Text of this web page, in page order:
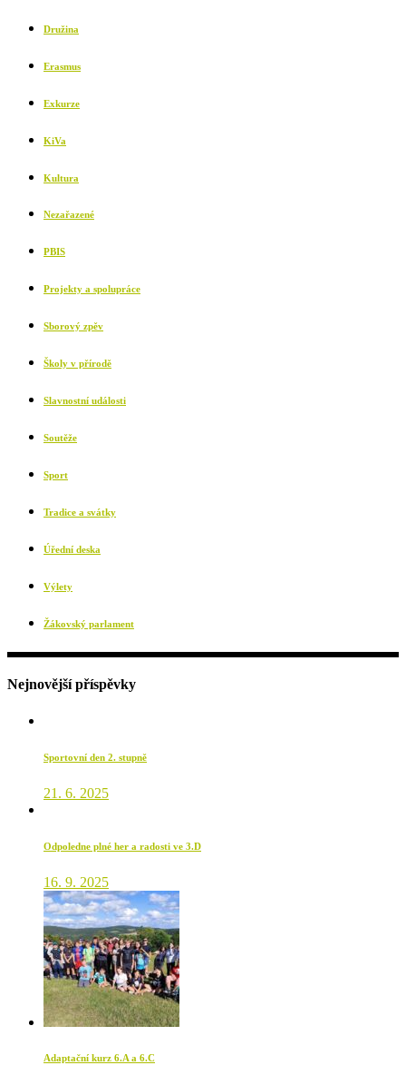
Družina
Erasmus
Exkurze
KiVa
Kultura
Nezařazené
PBIS
Projekty a spolupráce
Sborový zpěv
Školy v přírodě
Slavnostní události
Soutěže
Sport
Tradice a svátky
Úřední deska
Výlety
Žákovský parlament
Nejnovější příspěvky
Sportovní den 2. stupně
21. 6. 2025
Odpoledne plné her a radosti ve 3.D
16. 9. 2025
Adaptační kurz 6.A a 6.C